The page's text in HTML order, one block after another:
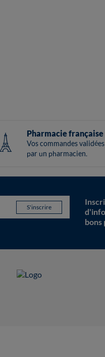
Pharmacie française
Vos commandes validées
par un pharmacien.
bons